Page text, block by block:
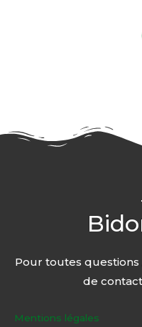
Pour toutes questions
de
Mentions légales